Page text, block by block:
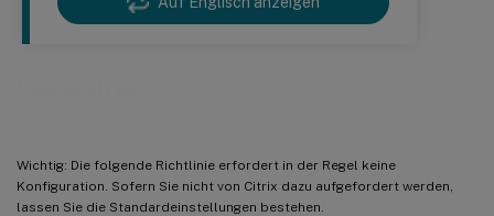
Wichtig: Die folgende Richtlinie erfordert in der Regel keine
Konfiguration. Sofern Sie nicht von Citrix dazu aufgefordert werden,
lassen Sie die Standardeinstellungen bestehen.